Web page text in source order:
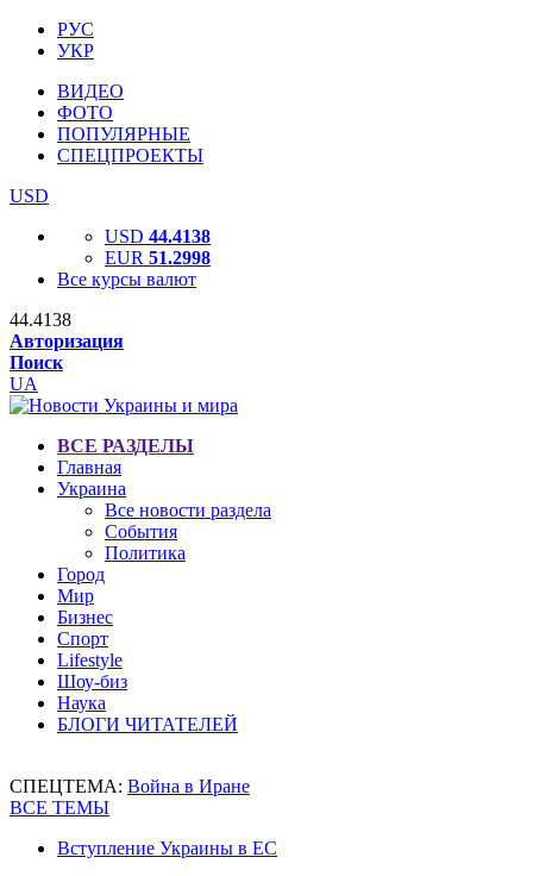
РУС
УКР
ВИДЕО
ФОТО
ПОПУЛЯРНЫЕ
СПЕЦПРОЕКТЫ
USD
USD 44.4138
EUR 51.2998
Все курсы валют
44.4138
Авторизация
Поиск
UA
ВСЕ РАЗДЕЛЫ
Главная
Украина
Все новости раздела
События
Политика
Город
Мир
Бизнес
Спорт
Lifestyle
Шоу-биз
Наука
БЛОГИ ЧИТАТЕЛЕЙ
СПЕЦТЕМА: Война в Иране
ВСЕ ТЕМЫ
Вступление Украины в ЕС